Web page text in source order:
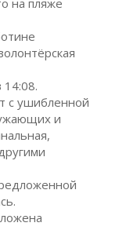
с ушибленной
и